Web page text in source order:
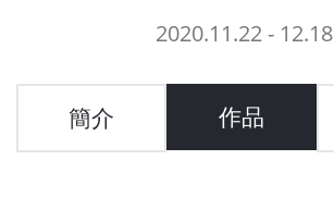
2020.11.22 - 12.18
簡介 作品